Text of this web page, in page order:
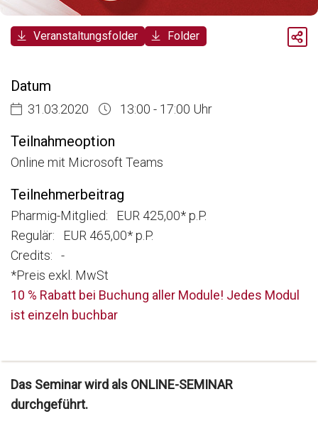
Breadcrumb
Aktuelle Veranstaltungen
Veranstaltungsfolder Folder
Datum
31.03.2020 13:00 - 17:00 Uhr
Teilnahmeoption
Online mit Microsoft Teams
Teilnehmerbeitrag
Pharmig-Mitglied: EUR 425,00* p.P.
Regulär: EUR 465,00* p.P.
Credits: -
*Preis exkl. MwSt
10 % Rabatt bei Buchung aller Module! Jedes Modul
ist einzeln buchbar
Das Seminar wird als ONLINE-SEMINAR
durchgeführt.